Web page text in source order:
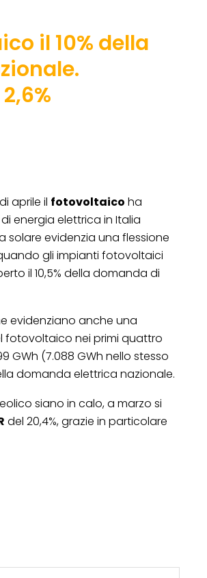
il 10% della
aprile il fotovoltaico ha
di energia elettrica in Italia
solare evidenzia una flessione
gli impianti fotovoltaici
il 10,5% della domanda di
evidenziano anche una
fotovoltaico nei primi quattro
GWh (7.088 GWh nello stesso
domanda elettrica nazionale.
siano in calo, a marzo si
del 20,4%, grazie in particolare